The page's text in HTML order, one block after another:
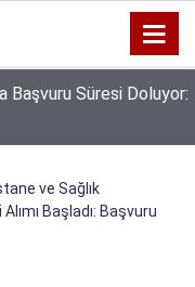
Başvuru Süresi Doluyor:
ve Sağlık
Başladı: Başvuru